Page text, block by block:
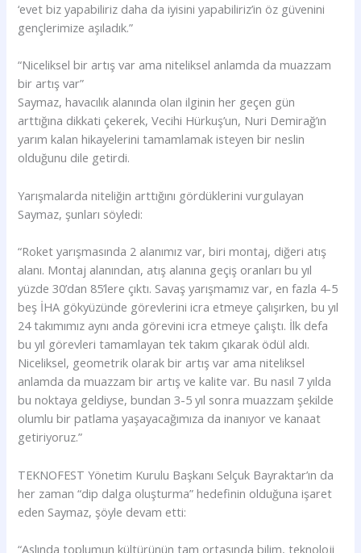
‘evet biz yapabiliriz daha da iyisini yapabiliriz’in öz güvenini
gençlerimize aşıladık.”
“Niceliksel bir artış var ama niteliksel anlamda da muazzam
bir artış var”
Saymaz, havacılık alanında olan ilginin her geçen gün
arttığına dikkati çekerek, Vecihi Hürkuş’un, Nuri Demirağ’ın
yarım kalan hikayelerini tamamlamak isteyen bir neslin
olduğunu dile getirdi.
Yarışmalarda niteliğin arttığını gördüklerini vurgulayan
Saymaz, şunları söyledi:
“Roket yarışmasında 2 alanımız var, biri montaj, diğeri atış
alanı. Montaj alanından, atış alanına geçiş oranları bu yıl
yüzde 30’dan 85’lere çıktı. Savaş yarışmamız var, en fazla 4-5
beş İHA gökyüzünde görevlerini icra etmeye çalışırken, bu yıl
24 takımımız aynı anda görevini icra etmeye çalıştı. İlk defa
bu yıl görevleri tamamlayan tek takım çıkarak ödül aldı.
Niceliksel, geometrik olarak bir artış var ama niteliksel
anlamda da muazzam bir artış ve kalite var. Bu nasıl 7 yılda
bu noktaya geldiyse, bundan 3-5 yıl sonra muazzam şekilde
olumlu bir patlama yaşayacağımıza da inanıyor ve kanaat
getiriyoruz.”
TEKNOFEST Yönetim Kurulu Başkanı Selçuk Bayraktar’ın da
her zaman “dip dalga oluşturma” hedefinin olduğuna işaret
eden Saymaz, şöyle devam etti:
“Aslında toplumun kültürünün tam ortasında bilim, teknoloji